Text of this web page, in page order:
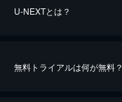
U-NEXTとは？
無料トライアルは何が無料？